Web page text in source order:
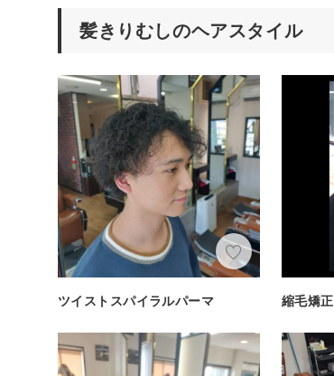
髪きりむしのヘアスタイル
ツイストスパイラルパーマ 縮毛矯正